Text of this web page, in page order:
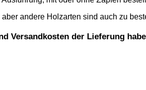
andere Holzarten sind auch zu
Versandkosten der Lieferung